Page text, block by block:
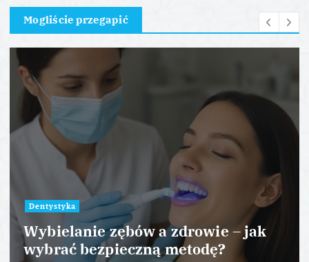
Mogliście przegapić
Dentystyka
Wybielanie zębów a zdrowie – jak
wybrać bezpieczną metodę?